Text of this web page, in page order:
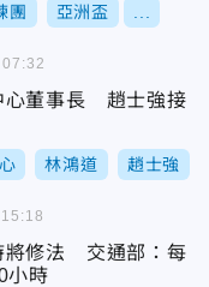
團 亞洲盃
心董事長 趙士強接
林鴻道 趙士強
將修法 交通部：每
小時